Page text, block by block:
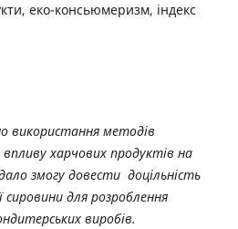
еко-консьюмеризм, індекс
використання методів
харчових продуктів на
змогу довести доцільність
сировини для розроблення
виробів.